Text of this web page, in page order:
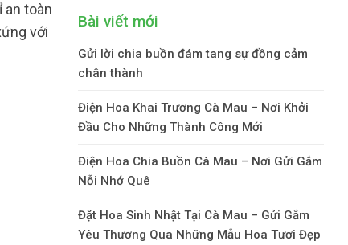
an toàn
với
Bài viết mới
Gửi lời chia buồn đám tang sự đồng cảm
chân thành
Điện Hoa Khai Trương Cà Mau – Nơi Khởi
Đầu Cho Những Thành Công Mới
Điện Hoa Chia Buồn Cà Mau – Nơi Gửi Gắm
Nỗi Nhớ Quê
Đặt Hoa Sinh Nhật Tại Cà Mau – Gửi Gắm
Yêu Thương Qua Những Mẫu Hoa Tươi Đẹp